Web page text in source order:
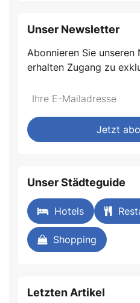
Unser Newsletter
Abonnieren Sie unseren
erhalten Zugang zu
Jetzt
Unser Städteguide
Hotels
Shopping
Letzten Artikel